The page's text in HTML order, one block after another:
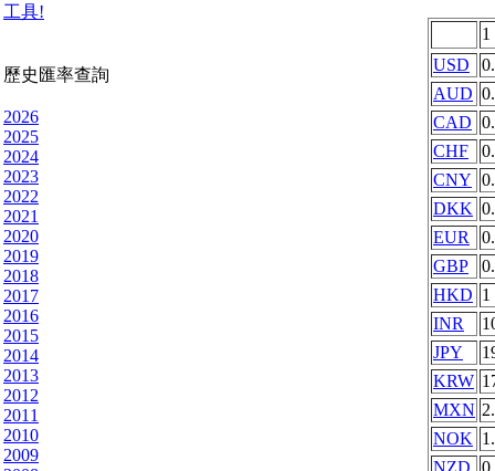
工具!
歷史匯率查詢
2026
2025
2024
2023
2022
2021
2020
2019
2018
2017
2016
2015
2014
2013
2012
2011
2010
2009
1
USD
AUD
CAD
CHF
CNY
DKK
EUR
GBP
HKD 1
INR
JPY
KRW
MXN
NOK